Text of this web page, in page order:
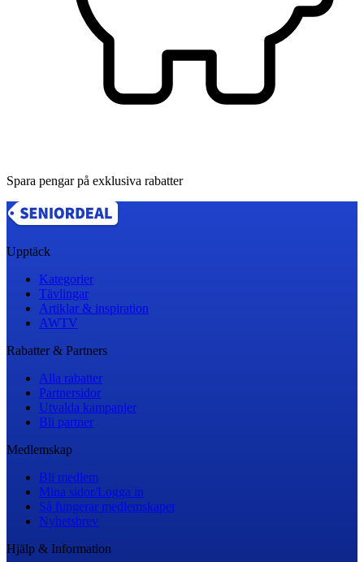
Spara pengar på exklusiva rabatter
Upptäck
Kategorier
Tävlingar
Artiklar & inspiration
AWTV
Rabatter & Partners
Alla rabatter
Partnersidor
Utvalda kampanjer
Bli partner
Medlemskap
Bli medlem
Mina sidor/Logga in
Så fungerar medlemskapet
Nyhetsbrev
Hjälp & Information